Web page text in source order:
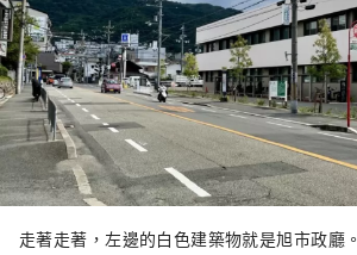
走著走著，左邊的白色建築物就是旭市政廳。